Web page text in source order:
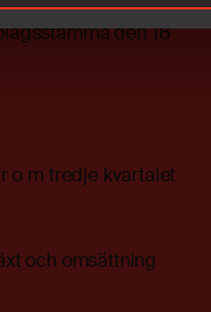
den 18
o m tredje kvartalet
och omsättning